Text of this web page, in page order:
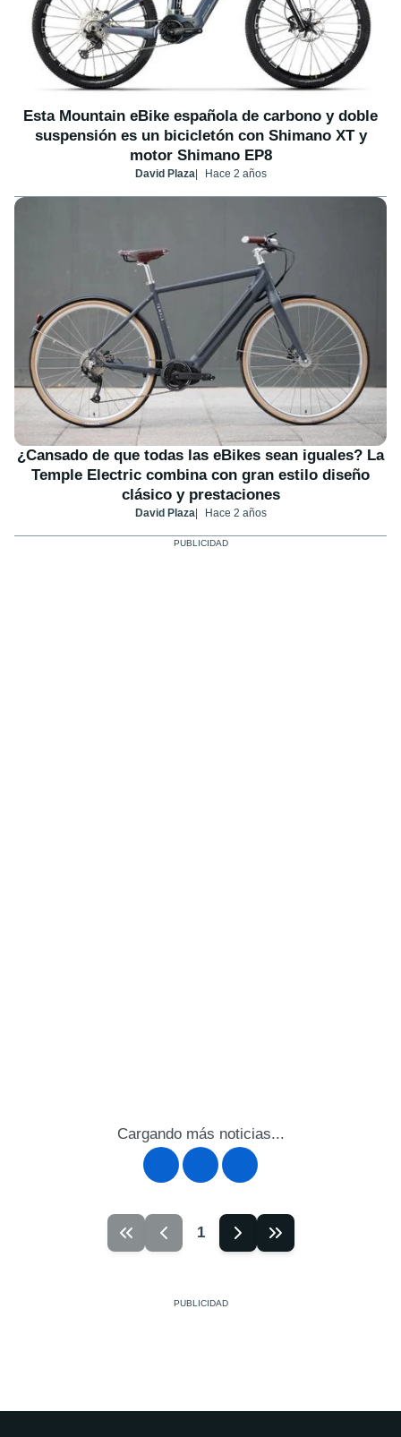
Esta Mountain eBike española de carbono y doble
suspensión es un bicicletón con Shimano XT y
motor Shimano EP8
David Plaza Hace 2 años
¿Cansado de que todas las eBikes sean iguales? La
Temple Electric combina con gran estilo diseño
clásico y prestaciones
David Plaza Hace 2 años
Cargando más noticias...
1